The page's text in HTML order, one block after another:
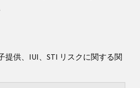
提供、IUI、STI リスクに関する関